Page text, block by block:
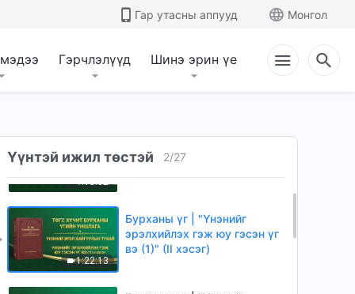
Гар утасны аппууд Монгол
Гэрчлэлүүд Шинэ эрин үе
Үүнтэй ижил төстэй 2/27
1:18:02
Бурханы үг | "Үнэнийг
эрэлхийлэх гэж юу гэсэн үг
1:22:13
Бурханы үг | "Үнэнийг
эрэлхийлэх гэж юу гэсэн үг
вэ (1)" (II хэсэг)